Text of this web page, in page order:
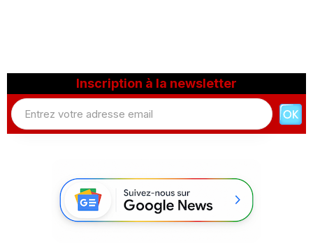
Inscription à la newsletter